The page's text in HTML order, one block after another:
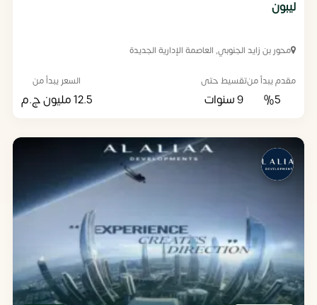
ليبون
محور بن زايد الجنوبي, العاصمة الإدارية الجديدة
مقدم يبدأ من
%5
تقسيط حتى
9 سنوات
السعر يبدأ من
12.5 مليون ج.م